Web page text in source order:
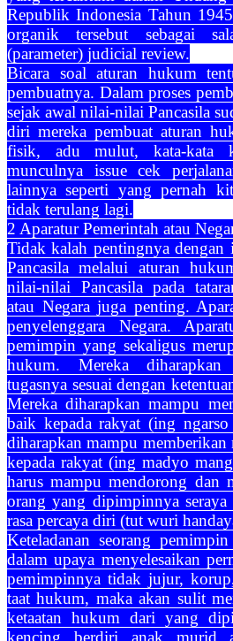
Republik Indonesia Tahun
organik tersebut sebagai
(parameter) judicial review.
Bicara soal aturan hukum
pembuatnya. Dalam proses
sejak awal nilai-nilai Pancasila
diri mereka pembuat aturan
fisik, adu mulut, kata-kata
munculnya issue cek
lainnya seperti yang pernah
tidak terulang lagi.
2 Aparatur Pemerintah atau
Tidak kalah pentingnya dengan
Pancasila melalui aturan
nilai-nilai Pancasila pada
atau Negara juga penting.
penyelenggara Negara.
pemimpin yang sekaligus
hukum. Mereka diharapkan
tugasnya sesuai dengan
Mereka diharapkan mampu
baik kepada rakyat (ing
diharapkan mampu memberikan
kepada rakyat (ing madyo
harus mampu mendorong dan
orang yang dipimpinnya seraya
rasa percaya diri (tut wuri
Keteladanan seorang
dalam upaya menyelesaikan
pemimpinnya tidak jujur,
taat hukum, maka akan sulit
ketaatan hukum dari yang
kencing berdiri anak murid